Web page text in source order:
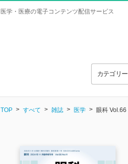
医学・医療の電子コンテンツ配信サービス
カテゴリ
TOP すべて 雑誌 医学 眼科 Vol.66